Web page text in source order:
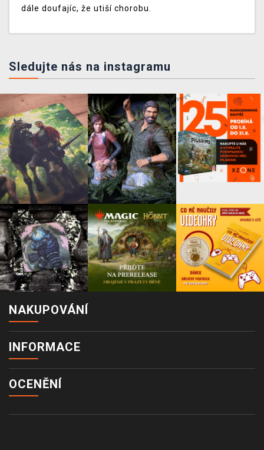
dále doufajíc, že utiší chorobu.
Sledujte nás na instagramu
NAKUPOVÁNÍ
INFORMACE
OCENĚNÍ